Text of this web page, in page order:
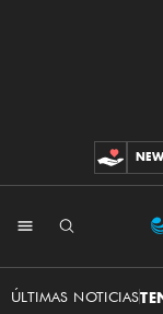
ÚLTIMAS NOTICIAS